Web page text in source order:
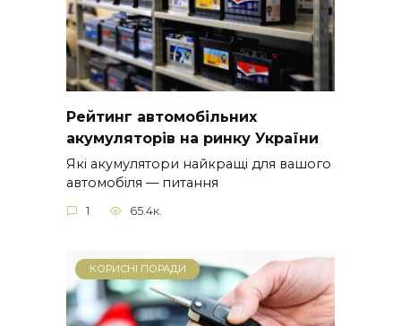
Рейтинг автомобільних
акумуляторів на ринку України
Які акумулятори найкращі для вашого
автомобіля — питання
1 65.4к.
КОРИСНІ ПОРАДИ